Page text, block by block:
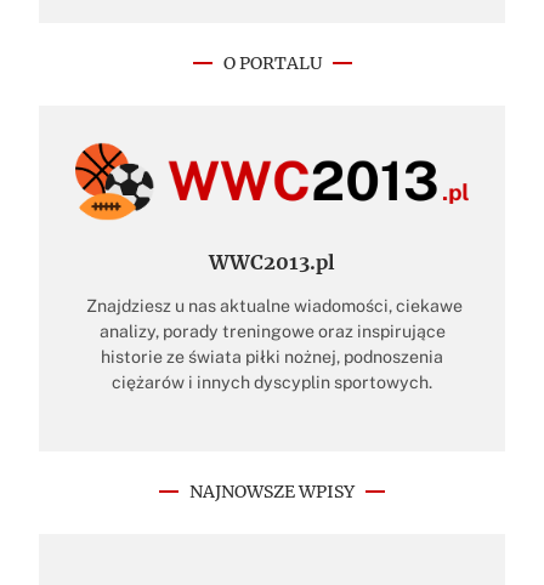
O PORTALU
WWC2013.pl
Znajdziesz u nas aktualne wiadomości, ciekawe
analizy, porady treningowe oraz inspirujące
historie ze świata piłki nożnej, podnoszenia
ciężarów i innych dyscyplin sportowych.
NAJNOWSZE WPISY